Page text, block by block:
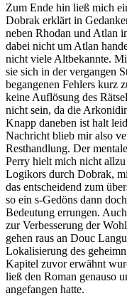
Zum Ende hin ließ mich
Dobrak erklärt in
neben Rhodan und Atlan
dabei nicht um Atlan
nicht viele Altbekannte.
sie sich in der vergangen
begangenen Fehlers kurz
keine Auflösung des
nicht sein, da die
Knapp daneben ist halt
Nachricht blieb mir also
Resthandlung. Der
Perry hielt mich nicht
Logikors durch Dobrak,
das entscheidend zum
so ein s-Gedöns dann
Bedeutung errungen.
zur Verbesserung der
gehen raus an Douc
Lokalisierung des
Kapitel zuvor erwähnt
ließ den Roman genauso
angefangen hatte.